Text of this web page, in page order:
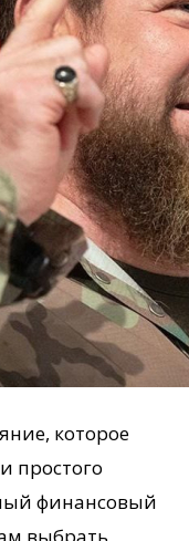
которое
простого
финансовый
выбрать